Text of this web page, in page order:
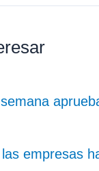
empresas